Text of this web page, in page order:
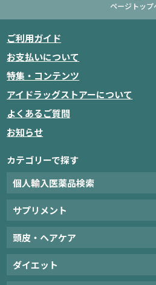
ページトップ
ご利用ガイド
お支払いについて
特集・コンテンツ
アイドラッグストアーについて
よくあるご質問
お知らせ
カテゴリーで探す
個人輸入医薬品検索
サプリメント
頭皮・ヘアケア
ダイエット